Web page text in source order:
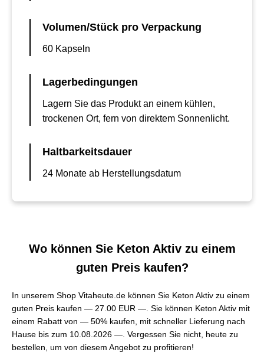
Volumen/Stück pro Verpackung
60 Kapseln
Lagerbedingungen
Lagern Sie das Produkt an einem kühlen,
trockenen Ort, fern von direktem Sonnenlicht.
Haltbarkeitsdauer
24 Monate ab Herstellungsdatum
Wo können Sie Keton Aktiv zu einem
guten Preis kaufen?
In unserem Shop Vitaheute.de können Sie Keton Aktiv zu einem
guten Preis kaufen — 27.00 EUR — . Sie können Keton Aktiv mit
einem Rabatt von — 50% kaufen, mit schneller Lieferung nach
Hause bis zum 10.08.2026 —. Vergessen Sie nicht, heute zu
bestellen, um von diesem Angebot zu profitieren!